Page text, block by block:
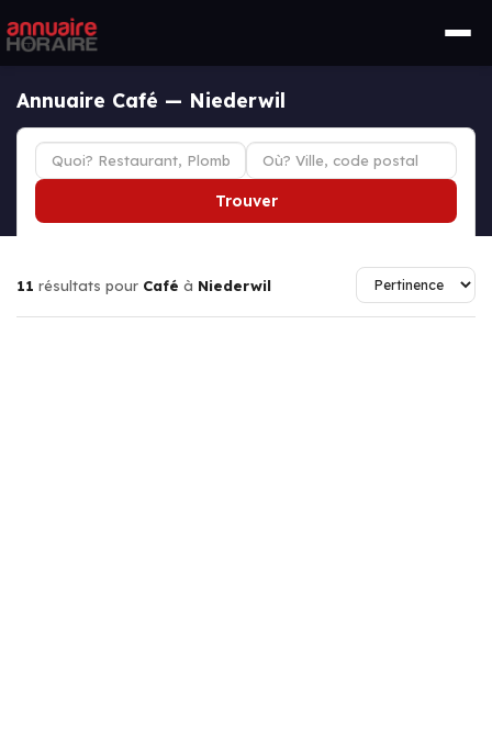
Annuaire Café — Niederwil
Trouver
11 résultats pour Café à Niederwil